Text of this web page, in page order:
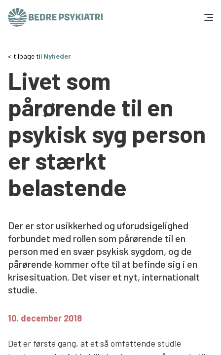
Tal og fakta
Om os
Vær med
Presse og politik
Støt os
Søg
tilbage til Nyheder
Livet som
pårørende til en
psykisk syg person
er stærkt
belastende
Der er stor usikkerhed og uforudsigelighed
forbundet med rollen som pårørende til en
person med en svær psykisk sygdom, og de
pårørende kommer ofte til at befinde sig i en
krisesituation. Det viser et nyt, internationalt
studie.
10. december 2018
Det er første gang, at et så omfattende studie